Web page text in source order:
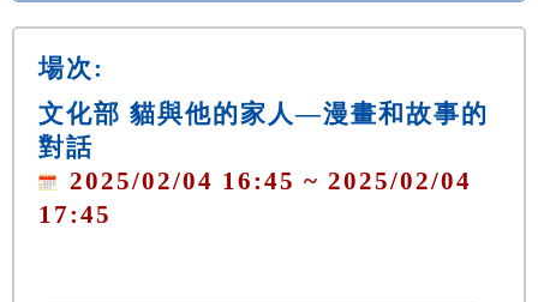
場次:
文化部 貓與他的家人—漫畫和故事的
對話
2025/02/04 16:45 ~ 2025/02/04
17:45